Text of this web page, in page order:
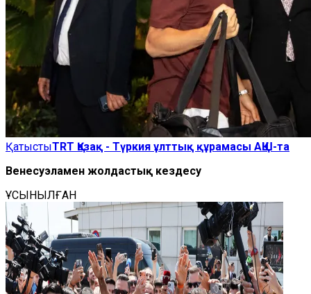
ҚатыстыTRT Қазақ - Түркия ұлттық құрамасы АҚШ-та
Венесуэламен жолдастық кездесу
ҰСЫНЫЛҒАН